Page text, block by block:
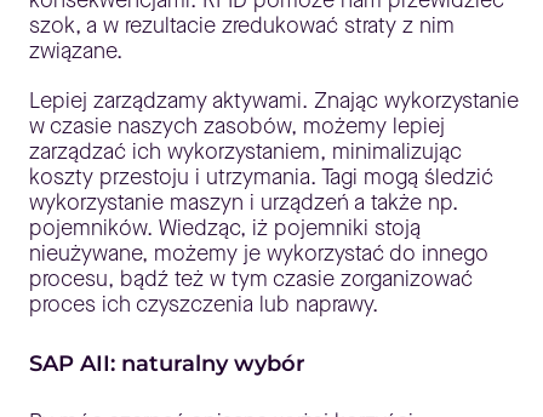
szok, a w rezultacie zredukować straty z nim
związane.
Lepiej zarządzamy aktywami. Znając wykorzystanie
w czasie naszych zasobów, możemy lepiej
zarządzać ich wykorzystaniem, minimalizując
koszty przestoju i utrzymania. Tagi mogą śledzić
wykorzystanie maszyn i urządzeń a także np.
pojemników. Wiedząc, iż pojemniki stoją
nieużywane, możemy je wykorzystać do innego
procesu, bądź też w tym czasie zorganizować
proces ich czyszczenia lub naprawy.
SAP AII: naturalny wybór